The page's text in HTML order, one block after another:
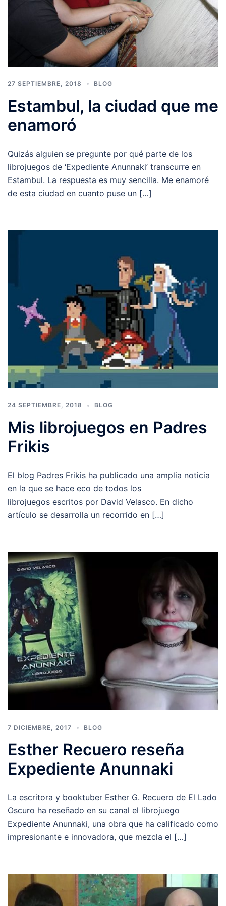
27 SEPTIEMBRE, 2018 BLOG
Estambul, la ciudad que me
enamoró
Quizás alguien se pregunte por qué parte de los
librojuegos de ‘Expediente Anunnaki’ transcurre en
Estambul. La respuesta es muy sencilla. Me enamoré
de esta ciudad en cuanto puse un […]
24 SEPTIEMBRE, 2018 BLOG
Mis librojuegos en Padres
Frikis
El blog Padres Frikis ha publicado una amplia noticia
en la que se hace eco de todos los
librojuegos escritos por David Velasco. En dicho
artículo se desarrolla un recorrido en […]
7 DICIEMBRE, 2017 BLOG
Esther Recuero reseña
Expediente Anunnaki
La escritora y booktuber Esther G. Recuero de El Lado
Oscuro ha reseñado en su canal el librojuego
Expediente Anunnaki, una obra que ha calificado como
impresionante e innovadora, que mezcla el […]